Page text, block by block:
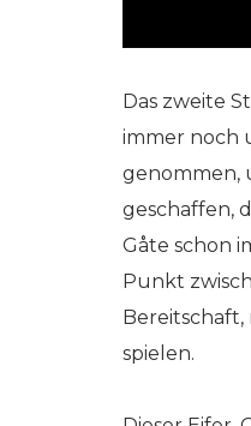
Das zweite
immer noch
genommen,
geschaffen,
Gåte schon
Punkt
spielen.